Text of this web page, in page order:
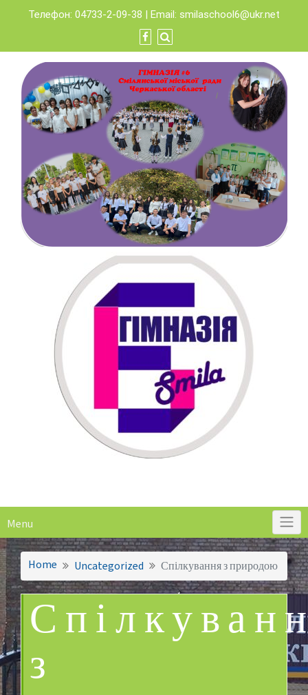
content
Телефон: 04733-2-09-38 | Email: smilaschool6@ukr.net
Menu
Home Uncategorized Спілкування з природою
з